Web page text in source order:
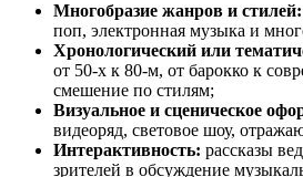
Многобразие жанров и стилей:
поп, электронная музыка и
Хронологический или
от 50-х к 80-м, от барокко к
смешение по стилям;
Визуальное и сценическое
видеоряд, световое шоу,
Интерактивность: рассказы
зрителей в обсуждение